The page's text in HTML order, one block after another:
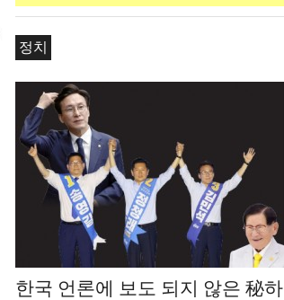
정치
한국 언론에 보도 되지 않은 秘하